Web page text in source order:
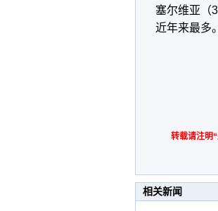
塞尔维亚（
近年来最多。
转载请注明“
相关新闻